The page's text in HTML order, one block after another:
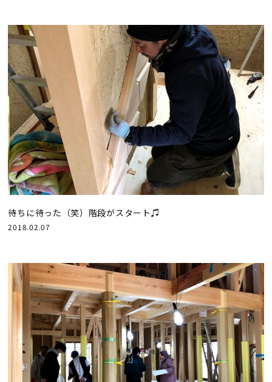
待ちに待った（笑）階段がスタート♫
2018.02.07